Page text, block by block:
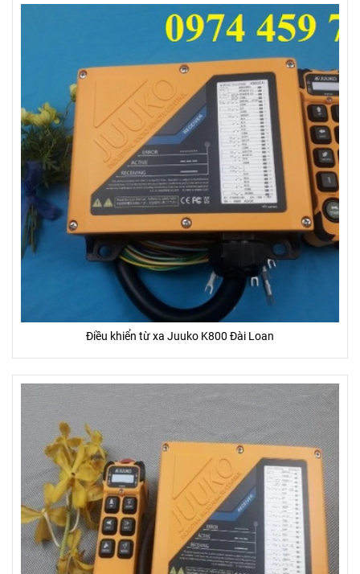
Điều khiển từ xa Juuko K800 Đài Loan